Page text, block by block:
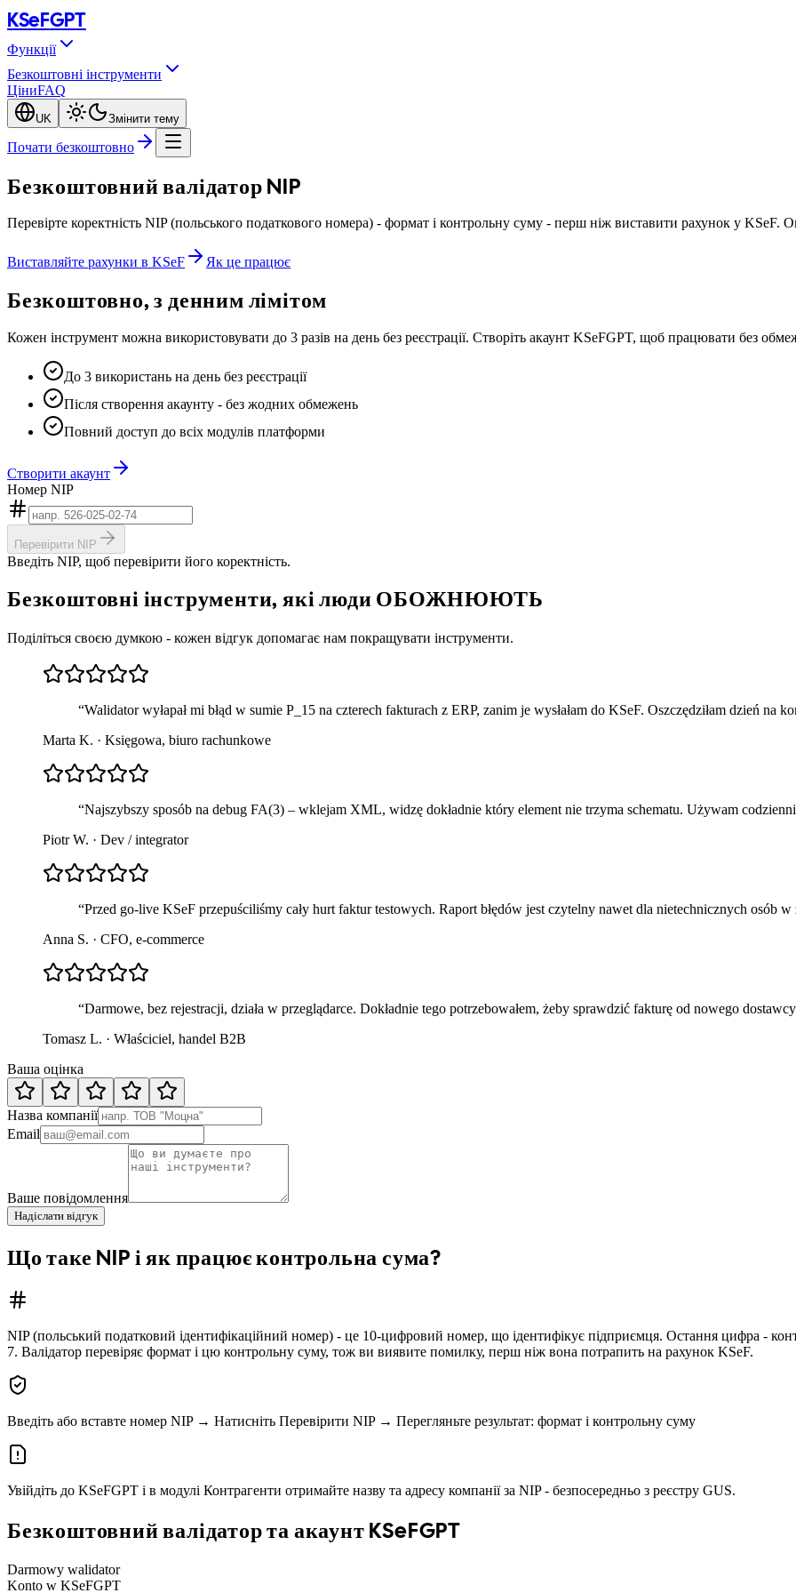
KSeFGPT
Функції
Безкоштовні інструменти
ЦіниFAQ
UK Змінити тему
Почати безкоштовно
Безкоштовний валідатор NIP
Перевірте коректність NIP (польського податкового номера) - формат і контрольну суму - перш ніж виставити рахунок у KSeF.
Виставляйте рахунки в KSeF Як це працює
Безкоштовно, з денним лімітом
Кожен інструмент можна використовувати до 3 разів на день без реєстрації. Створіть акаунт KSeFGPT, щоб працювати без
До 3 використань на день без реєстрації
Після створення акаунту - без жодних обмежень
Повний доступ до всіх модулів платформи
Створити акаунт
Номер NIP
Перевірити NIP
Введіть NIP, щоб перевірити його коректність.
Безкоштовніінструменти, якілюдиОБОЖНЮЮТЬ
Поділіться своєю думкою - кожен відгук допомагає нам покращувати інструменти.
“Walidator wyłapał mi błąd w sumie P_15 na czterech fakturach z ERP, zanim je wysłałam do KSeF. Oszczędziłam dzień na
Marta K. · Księgowa, biuro rachunkowe
“Najszybszy sposób na debug FA(3) – wklejam XML, widzę dokładnie który element nie trzyma schematu. Używam
Piotr W. · Dev / integrator
“Przed go-live KSeF przepuściliśmy cały hurt faktur testowych. Raport błędów jest czytelny nawet dla nietechnicznych osób w
Anna S. · CFO, e-commerce
“Darmowe, bez rejestracji, działa w przeglądarce. Dokładnie tego potrzebowałem, żeby sprawdzić fakturę od nowego
Tomasz L. · Właściciel, handel B2B
Ваша оцінка
Назва компанії
Email
Ваше повідомлення
Надіслати відгук
Що таке NIP і як працює контрольна сума?
NIP (польський податковий ідентифікаційний номер) - це 10-цифровий номер, що ідентифікує підприємця. Остання цифра -
7. Валідатор перевіряє формат і цю контрольну суму, тож ви виявите помилку, перш ніж вона потрапить на рахунок KSeF.
Введіть або вставте номер NIP→ Натисніть Перевірити NIP→ Перегляньте результат: формат і контрольну суму
Увійдіть до KSeFGPT і в модулі Контрагенти отримайте назву та адресу компанії за NIP - безпосередньо з реєстру GUS.
Безкоштовний валідатор та акаунт KSeFGPT
Darmowy walidator
Konto w KSeFGPT